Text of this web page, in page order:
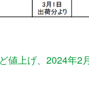
値上げ、2024年2